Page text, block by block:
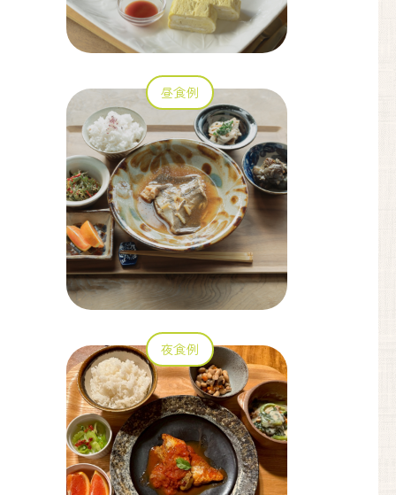
昼食例
夜食例